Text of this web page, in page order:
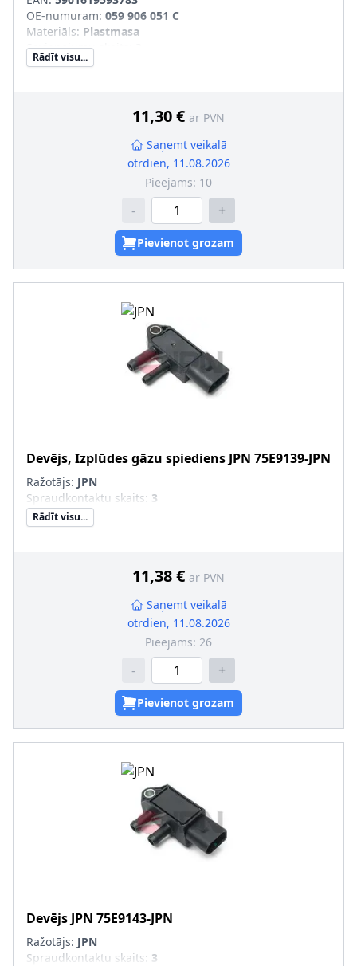
OE-numuram: 059 906 051 C
Materiāls: Plastmasa
Savienojumu skaits
Rādīt visu...
11,30 € ar PVN
Saņemt veikalā
otrdien, 11.08.2026
Pieejams: 10
- +
Pievienot grozam
Devējs, Izplūdes gāzu spiediens JPN 75E9139-JPN
Ražotājs: JPN
Spraudkontaktu skaits: 3
Rādīt visu...
11,38 € ar PVN
Saņemt veikalā
otrdien, 11.08.2026
Pieejams: 26
- +
Pievienot grozam
Devējs JPN 75E9143-JPN
Ražotājs: JPN
Spraudkontaktu skaits: 3